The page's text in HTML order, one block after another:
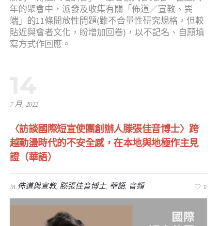
年的聚會中，派發及收集有關「佈道／宣教、異
端」的11條開放性問題(雖不合量性研究規格，但較
貼近與會者文化，盼增加回卷)，以不記名、自願填
寫方式作回應。
7 月, 2022
〈訪談國際短宣使團創辦人滕張佳音博士〉跨
越動盪時代的不安全感，在本地與地極作主見
證（華語）
in 佈道與宣教,滕張佳音博士, 華語, 音頻 0